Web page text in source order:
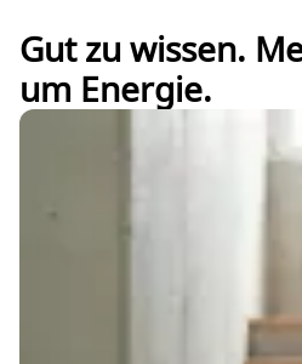
Gut zu wissen.
um Energie.